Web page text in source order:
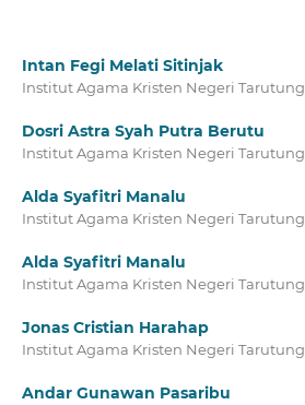
Intan Fegi Melati Sitinjak
Institut Agama Kristen Negeri Tarutung
Dosri Astra Syah Putra Berutu
Institut Agama Kristen Negeri Tarutung
Alda Syafitri Manalu
Institut Agama Kristen Negeri Tarutung
Alda Syafitri Manalu
Institut Agama Kristen Negeri Tarutung
Jonas Cristian Harahap
Institut Agama Kristen Negeri Tarutung
Andar Gunawan Pasaribu